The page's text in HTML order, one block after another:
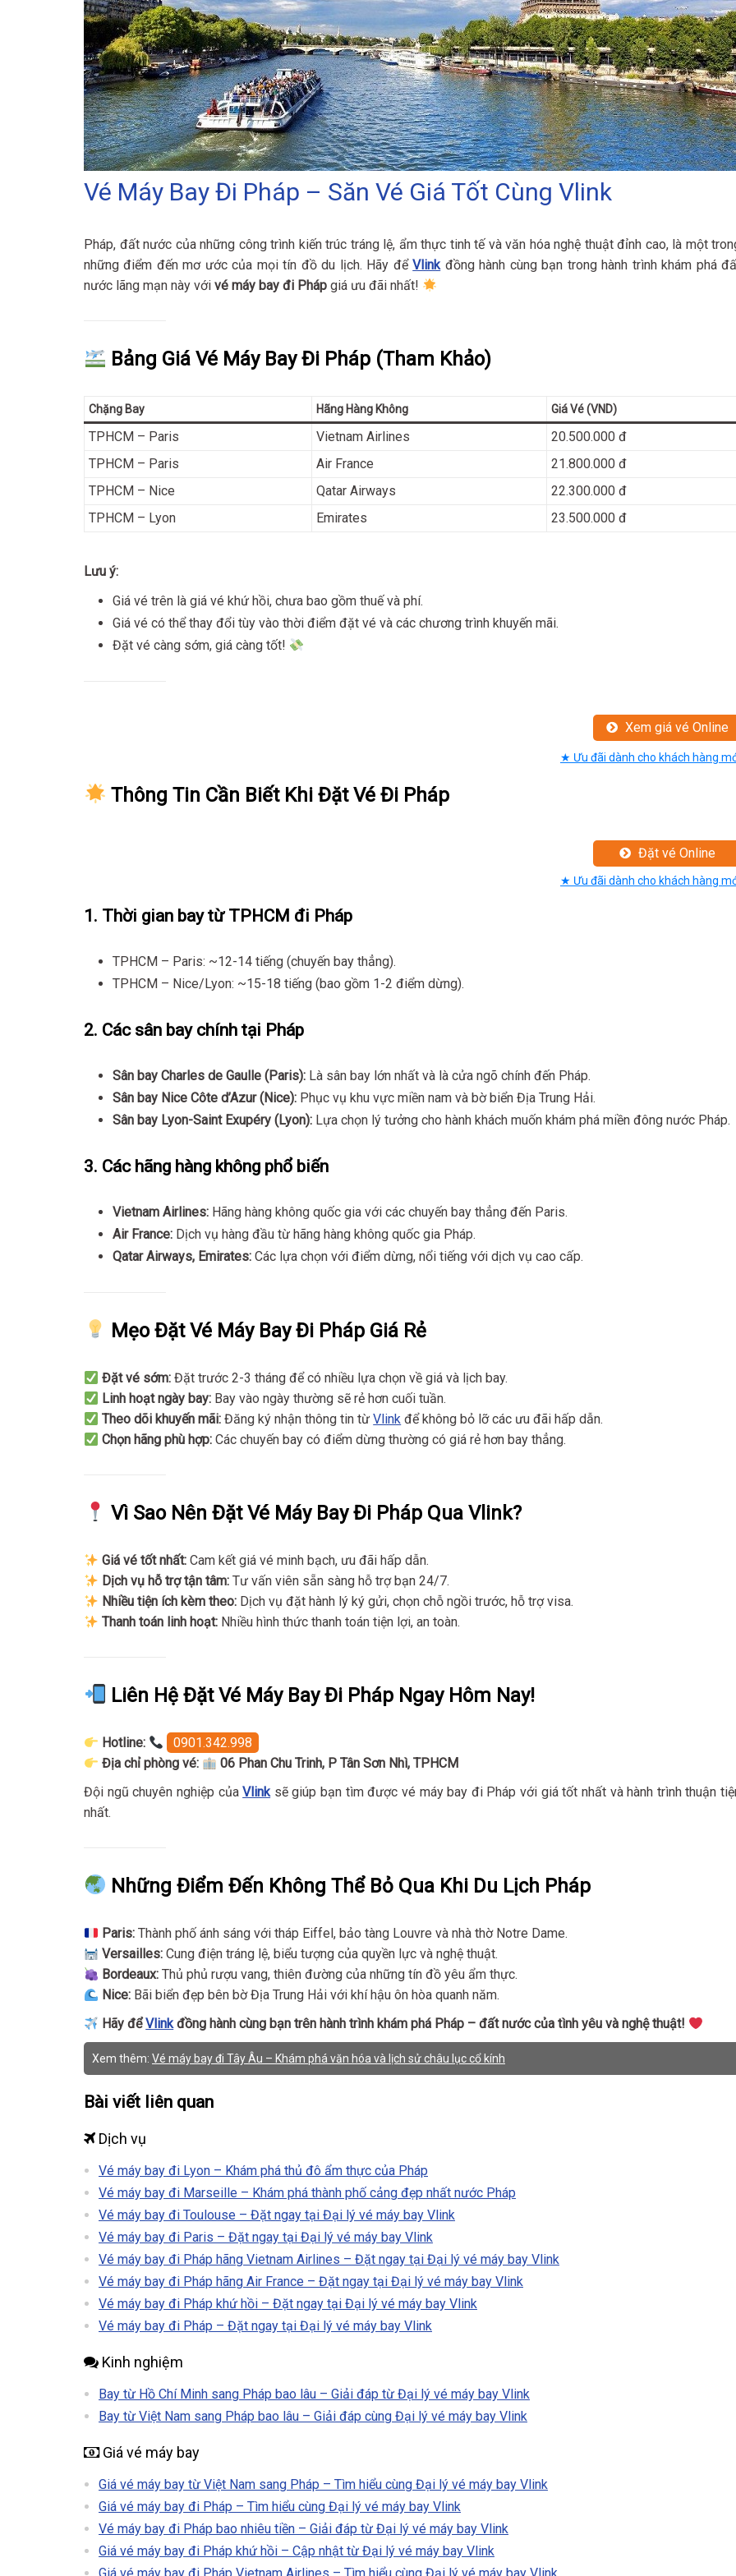
Vé Máy Bay Đi Pháp – Săn Vé Giá Tốt Cùng Vlink
Pháp, đất nước của những công trình kiến trúc tráng lệ, ẩm thực tinh tế và văn hóa nghệ thuật đỉnh cao, là một
những điểm đến mơ ước của mọi tín đồ du lịch. Hãy đểVlinkđồng hành cùng bạn trong hành trình khám phá
nước lãng mạn này với vé máy bay đi Pháp giá ưu đãi nhất!
Bảng Giá Vé Máy Bay Đi Pháp (Tham Khảo)
Chặng Bay Hãng Hàng Không Giá Vé (VND)
TPHCM – Paris Vietnam Airlines
20.500.000 đ
TPHCM – Paris
Air France
21.800.000 đ
TPHCM – Nice
Qatar Airways
22.300.000 đ
TPHCM – Lyon
Emirates 23.500.000 đ
Lưu ý:
Giá vé trên là giá vé khứ hồi, chưa bao gồm thuế và phí.
Giá vé có thể thay đổi tùy vào thời điểm đặt vé và các chương trình khuyến mãi.
Đặt vé càng sớm, giá càng tốt!
Xem giá vé Online
★ Ưu đãi dành cho khách hàng
Thông Tin Cần Biết Khi Đặt Vé Đi Pháp
Đặt vé Online
★ Ưu đãi dành cho khách hàng
1. Thời gian bay từ TPHCM đi Pháp
TPHCM – Paris: ~12-14 tiếng (chuyến bay thẳng).
TPHCM – Nice/Lyon: ~15-18 tiếng (bao gồm 1-2 điểm dừng).
2. Các sân bay chính tại Pháp
Sân bay Charles de Gaulle (Paris): Là sân bay lớn nhất và là cửa ngõ chính đến Pháp.
Sân bay Nice Côte d’Azur (Nice): Phục vụ khu vực miền nam và bờ biển Địa Trung Hải.
Sân bay Lyon-Saint Exupéry (Lyon): Lựa chọn lý tưởng cho hành khách muốn khám phá miền đông nước Pháp.
3. Các hãng hàng không phổ biến
Vietnam Airlines: Hãng hàng không quốc gia với các chuyến bay thẳng đến Paris.
Air France: Dịch vụ hàng đầu từ hãng hàng không quốc gia Pháp.
Qatar Airways, Emirates: Các lựa chọn với điểm dừng, nổi tiếng với dịch vụ cao cấp.
Mẹo Đặt Vé Máy Bay Đi Pháp Giá Rẻ
Đặt vé sớm: Đặt trước 2-3 tháng để có nhiều lựa chọn về giá và lịch bay.
Linh hoạt ngày bay: Bay vào ngày thường sẽ rẻ hơn cuối tuần.
Theo dõi khuyến mãi: Đăng ký nhận thông tin từVlink để không bỏ lỡ các ưu đãi hấp dẫn.
Chọn hãng phù hợp: Các chuyến bay có điểm dừng thường có giá rẻ hơn bay thẳng.
Vì Sao Nên Đặt Vé Máy Bay Đi Pháp Qua Vlink?
Giá vé tốt nhất: Cam kết giá vé minh bạch, ưu đãi hấp dẫn.
Dịch vụ hỗ trợ tận tâm: Tư vấn viên sẵn sàng hỗ trợ bạn 24/7.
Nhiều tiện ích kèm theo: Dịch vụ đặt hành lý ký gửi, chọn chỗ ngồi trước, hỗ trợ visa.
Thanh toán linh hoạt: Nhiều hình thức thanh toán tiện lợi, an toàn.
Liên Hệ Đặt Vé Máy Bay Đi Pháp Ngay Hôm Nay!
Hotline:
0901.342.998
Địa chỉ phòng vé:
06 Phan Chu Trinh, P Tân Sơn Nhì, TPHCM
Đội ngũ chuyên nghiệp củaVlinksẽ giúp bạn tìm được vé máy bay đi Pháp với giá tốt nhất và hành trình thuận
nhất.
Những Điểm Đến Không Thể Bỏ Qua Khi Du Lịch Pháp
Paris: Thành phố ánh sáng với tháp Eiffel, bảo tàng Louvre và nhà thờ Notre Dame.
Versailles: Cung điện tráng lệ, biểu tượng của quyền lực và nghệ thuật.
Bordeaux: Thủ phủ rượu vang, thiên đường của những tín đồ yêu ẩm thực.
Nice: Bãi biển đẹp bên bờ Địa Trung Hải với khí hậu ôn hòa quanh năm.
Hãy đểVlinkđồng hành cùng bạn trên hành trình khám phá Pháp – đất nước của tình yêu và nghệ thuật!
Xem thêm: Vé máy bay đi Tây Âu – Khám phá văn hóa và lịch sử châu lục cổ kính
Bài viết liên quan
Dịch vụ
Vé máy bay đi Lyon – Khám phá thủ đô ẩm thực của Pháp
Vé máy bay đi Marseille – Khám phá thành phố cảng đẹp nhất nước Pháp
Vé máy bay đi Toulouse – Đặt ngay tại Đại lý vé máy bay Vlink
Vé máy bay đi Paris – Đặt ngay tại Đại lý vé máy bay Vlink
Vé máy bay đi Pháp hãng Vietnam Airlines – Đặt ngay tại Đại lý vé máy bay Vlink
Vé máy bay đi Pháp hãng Air France – Đặt ngay tại Đại lý vé máy bay Vlink
Vé máy bay đi Pháp khứ hồi – Đặt ngay tại Đại lý vé máy bay Vlink
Vé máy bay đi Pháp – Đặt ngay tại Đại lý vé máy bay Vlink
Kinh nghiệm
Bay từ Hồ Chí Minh sang Pháp bao lâu – Giải đáp từ Đại lý vé máy bay Vlink
Bay từ Việt Nam sang Pháp bao lâu – Giải đáp cùng Đại lý vé máy bay Vlink
Giá vé máy bay
Giá vé máy bay từ Việt Nam sang Pháp – Tìm hiểu cùng Đại lý vé máy bay Vlink
Giá vé máy bay đi Pháp – Tìm hiểu cùng Đại lý vé máy bay Vlink
Vé máy bay đi Pháp bao nhiêu tiền – Giải đáp từ Đại lý vé máy bay Vlink
Giá vé máy bay đi Pháp khứ hồi – Cập nhật từ Đại lý vé máy bay Vlink